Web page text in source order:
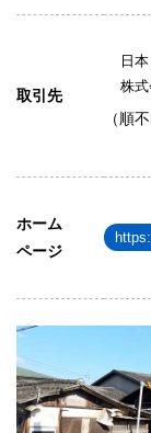
取引先
日
株
（順
ホーム
ページ